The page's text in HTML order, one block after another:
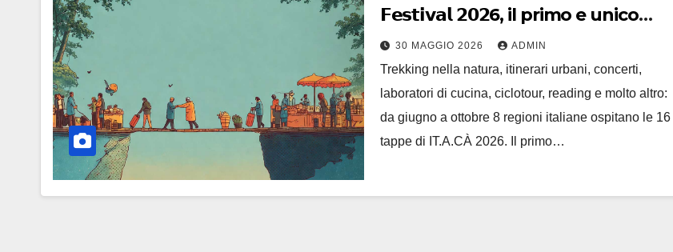
𝗙𝗲𝘀𝘁𝗶𝘃𝗮𝗹 𝟮𝟬𝟮6, il primo e unico
festival in Italia dedicato al turismo
responsabile.
30 MAGGIO 2026 ADMIN
Trekking nella natura, itinerari urbani, concerti,
laboratori di cucina, ciclotour, reading e molto altro:
da giugno a ottobre 8 regioni italiane ospitano le 16
tappe di IT.A.CÀ 2026. Il primo…